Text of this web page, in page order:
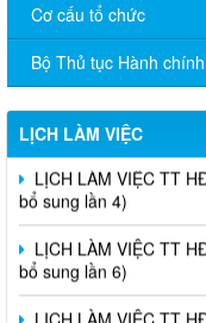
Cơ cấu tổ chức
Bộ Thủ tục Hành chính
LỊCH LÀM VIỆC
LỊCH LÀM VIỆC TT
bổ sung lần 4)
LỊCH LÀM VIỆC TT
bổ sung lần 6)
LỊCH LÀM VIỆC TT
bổ sung lần 5)